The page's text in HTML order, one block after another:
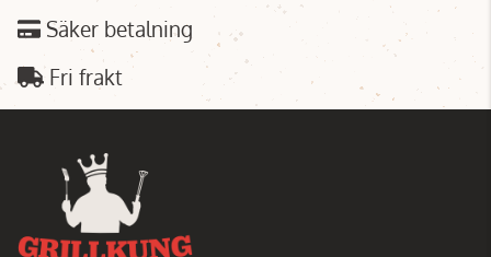
Säker betalning
Fri frakt